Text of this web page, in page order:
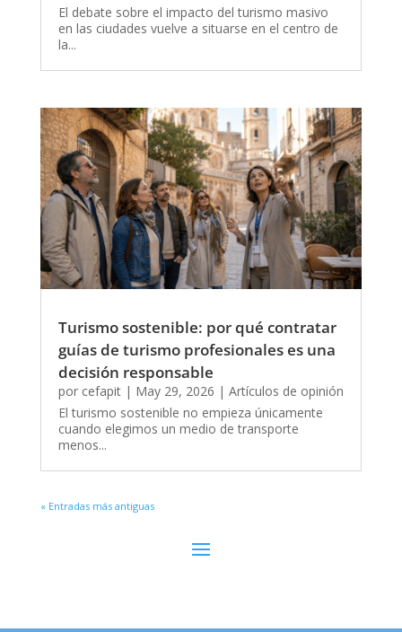
El debate sobre el impacto del turismo masivo
en las ciudades vuelve a situarse en el centro de
la...
Turismo sostenible: por qué contratar
guías de turismo profesionales es una
decisión responsable
por cefapit| May 29, 2026 | Artículos de opinión
El turismo sostenible no empieza únicamente
cuando elegimos un medio de transporte
menos...
« Entradas más antiguas